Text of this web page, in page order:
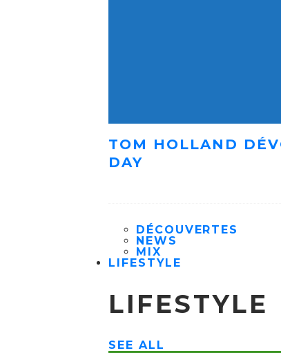
TOM HOLLAND
DAY
DÉCOUVERTES
NEWS
MIX
LIFESTYLE
LIFESTYLE
SEE ALL